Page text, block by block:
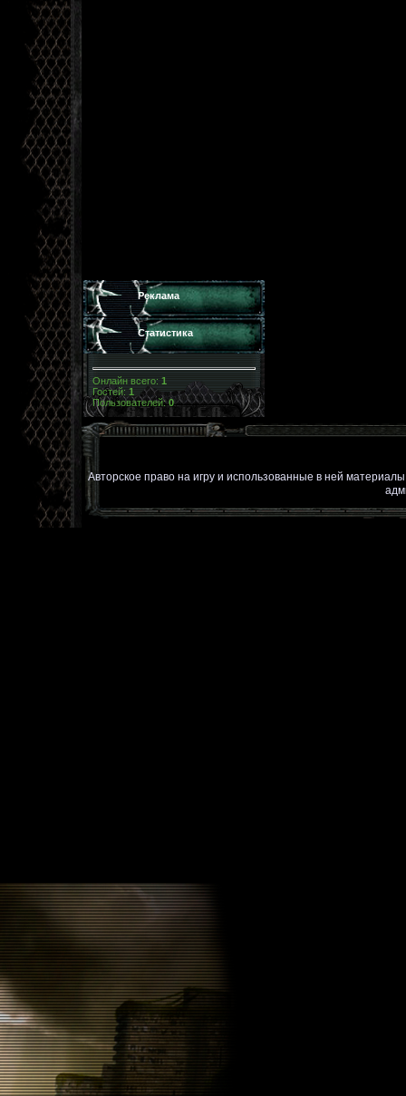
Реклама
Статистика
Онлайн всего: 1
Гостей: 1
Пользователей:0
Авторское право на игру и использованные в ней